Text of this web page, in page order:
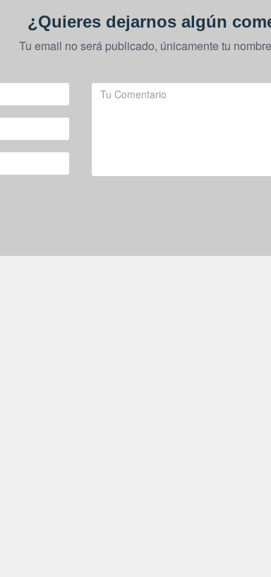
¿Quieres dejarnos algún
Tu email no será publicado, únicamente tu